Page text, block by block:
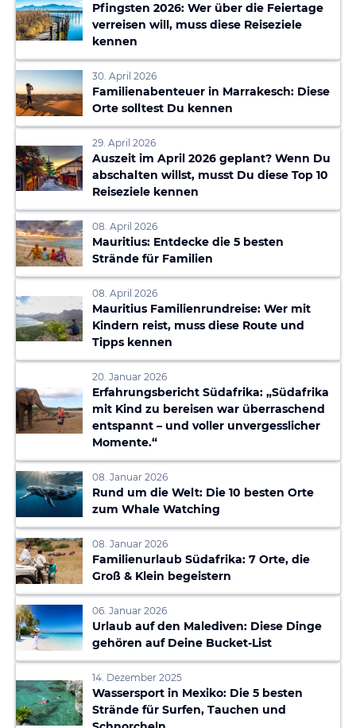
Pfingsten 2026: Wer über die Feiertage
verreisen will, muss diese Reiseziele
kennen
30. April 2026
Familienabenteuer in Marrakesch: Diese
Orte solltest Du kennen
29. April 2026
Auszeit im April 2026 geplant? Wenn Du
abschalten willst, musst Du diese Top 10
Reiseziele kennen
08. April 2026
Mauritius: Entdecke die 5 besten
Strände für Familien
08. April 2026
Mauritius Familienrundreise: Wer mit
Kindern reist, muss diese Route und
Tipps kennen
20. Januar 2026
Erfahrungsbericht Südafrika: „Südafrika
mit Kind zu bereisen war überraschend
entspannt – und voller unvergesslicher
Momente.“
08. Januar 2026
Rund um die Welt: Die 10 besten Orte
zum Whale Watching
08. Januar 2026
Familienurlaub Südafrika: 7 Orte, die
Groß & Klein begeistern
06. Januar 2026
Urlaub auf den Malediven: Diese Dinge
gehören auf Deine Bucket-List
14. Dezember 2025
Wassersport in Mexiko: Die 5 besten
Strände für Surfen, Tauchen und